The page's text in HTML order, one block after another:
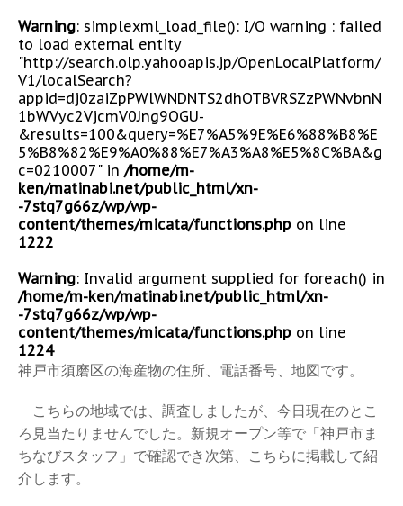
Warning: simplexml_load_file(): I/O warning : failed
to load external entity
"http://search.olp.yahooapis.jp/OpenLocalPlatform/
V1/localSearch?
appid=dj0zaiZpPWlWNDNTS2dhOTBVRSZzPWNvbnN
1bWVyc2VjcmV0Jng9OGU-
&results=100&query=%E7%A5%9E%E6%88%B8%E
5%B8%82%E9%A0%88%E7%A3%A8%E5%8C%BA&g
c=0210007" in /home/m-
ken/matinabi.net/public_html/xn-
-7stq7g66z/wp/wp-
content/themes/micata/functions.php on line
1222
Warning: Invalid argument supplied for foreach() in
/home/m-ken/matinabi.net/public_html/xn-
-7stq7g66z/wp/wp-
content/themes/micata/functions.php on line
1224
神戸市須磨区の海産物の住所、電話番号、地図です。
こちらの地域では、調査しましたが、今日現在のとこ
ろ見当たりませんでした。新規オープン等で「神戸市ま
ちなびスタッフ」で確認でき次第、こちらに掲載して紹
介します。